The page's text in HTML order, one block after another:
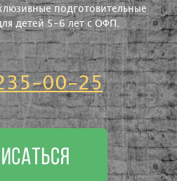
подготовительные
детей 5-6 лет с ОФП.
00-25